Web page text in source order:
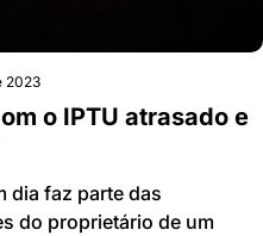
2023
o IPTU atrasado e
dia faz parte das
do proprietário de um